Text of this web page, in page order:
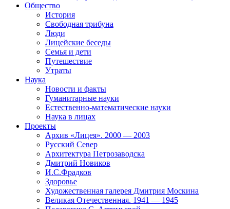
Общество
История
Свободная трибуна
Люди
Лицейские беседы
Семья и дети
Путешествие
Утраты
Наука
Новости и факты
Гуманитарные науки
Естественно-математические науки
Наука в лицах
Проекты
Архив «Лицея». 2000 — 2003
Русский Север
Архитектура Петрозаводска
Дмитрий Новиков
И.С.Фрадков
Здоровье
Художественная галерея Дмитрия Москина
Великая Отечественная. 1941 — 1945